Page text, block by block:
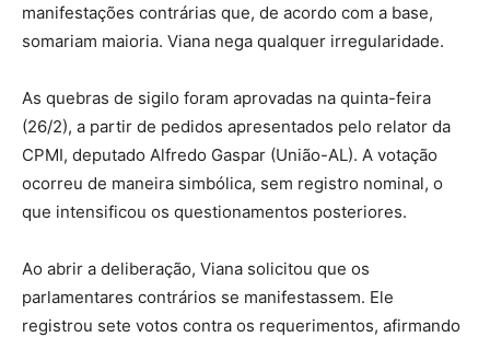
manifestações contrárias que, de acordo com a base,
somariam maioria. Viana nega qualquer irregularidade.
As quebras de sigilo foram aprovadas na quinta-feira
(26/2), a partir de pedidos apresentados pelo relator da
CPMI, deputado Alfredo Gaspar (União-AL). A votação
ocorreu de maneira simbólica, sem registro nominal, o
que intensificou os questionamentos posteriores.
Ao abrir a deliberação, Viana solicitou que os
parlamentares contrários se manifestassem. Ele
registrou sete votos contra os requerimentos, afirmando